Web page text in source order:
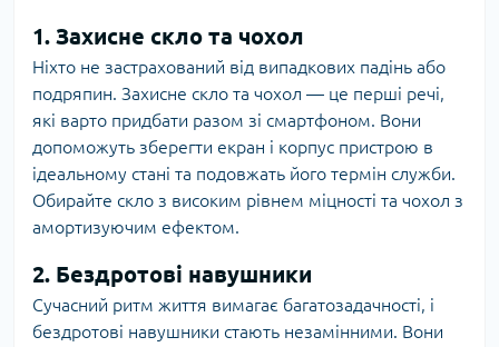
1. Захисне скло та чохол
Ніхто не застрахований від випадкових падінь або
подряпин. Захисне скло та чохол — це перші речі,
які варто придбати разом зі смартфоном. Вони
допоможуть зберегти екран і корпус пристрою в
ідеальному стані та подовжать його термін служби.
Обирайте скло з високим рівнем міцності та чохол з
амортизуючим ефектом.
2. Бездротові навушники
Сучасний ритм життя вимагає багатозадачності, і
бездротові навушники стають незамінними. Вони